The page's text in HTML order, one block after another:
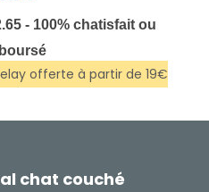
- 100% chatisfait ou
chat couché